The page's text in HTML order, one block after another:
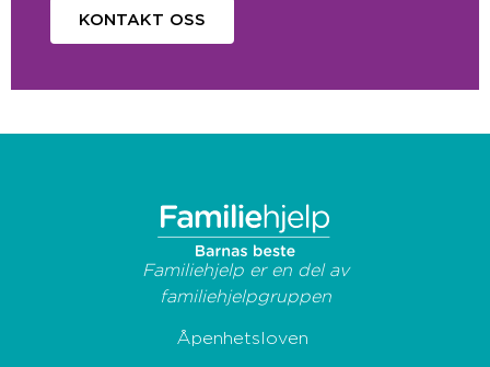
KONTAKT OSS
Familiehjelp er en del av
familiehjelpgruppen
Åpenhetsloven